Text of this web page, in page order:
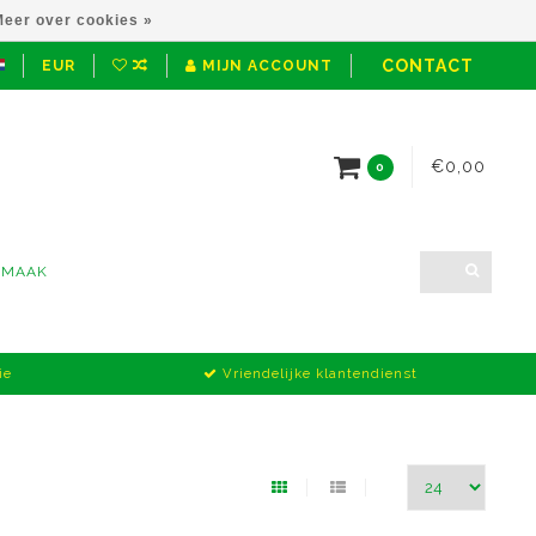
EUR MIJN ACCOUNT CONTACT
0 €0,00
Vriendelijke klantendienst
over cookies »